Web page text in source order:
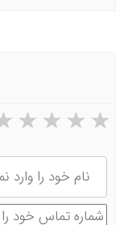
۵ ستاره از ۵ ۴ ستاره از ۵ ۳ ستاره از ۵ ۲ ستاره از ۵
نام
شماره تماس